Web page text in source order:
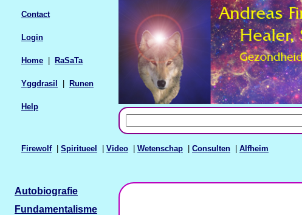
Firewolf| Spiritueel Video Wetenschap Consulten Alfheim
Contact
Login
Home RaSaTa
Yggdrasil Runen
Help
Autobiografie
Fundamentalisme